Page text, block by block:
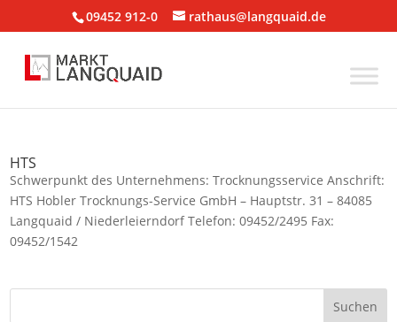
09452 912-0 rathaus@langquaid.de
HTS
Schwerpunkt des Unternehmens: Trocknungsservice Anschrift:
HTS Hobler Trocknungs-Service GmbH – Hauptstr. 31 – 84085
Langquaid / Niederleierndorf Telefon: 09452/2495 Fax:
09452/1542